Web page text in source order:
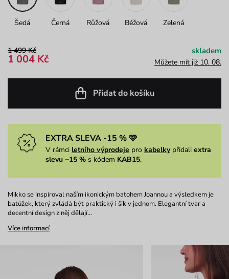
Šedá Černá Růžová Béžová Zelená
1 499 Kč
1 004 Kč
skladem
Můžete mít již 10. 08.
Přidat do košíku
EXTRA SLEVA -15 % 🩷
V rámci letního výprodeje pro kabelkypřidali extra
slevu −15 % s kódem KAB15.
Mikko se inspiroval naším ikonickým batohem Joannou a výsledkem je
batůžek, který zvládá být praktický i šik v jednom. Elegantní tvar a
decentní design z něj dělají…
Více informací